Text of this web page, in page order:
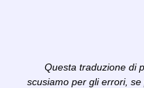
Questa traduzione di
scusiamo per gli errori, se